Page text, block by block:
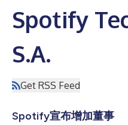
Spotify
S.A.
Get RSS Feed
Spotify宣布增加董事